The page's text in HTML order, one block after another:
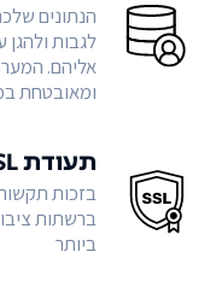
הנתונים
לגבות ולהגן
אליהם.
ומאובטחת
תעודת SSL
ברשתות
ביותר